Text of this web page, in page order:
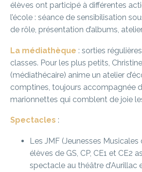
élèves ont participé à différentes
l’école : séance de sensibilisation
de rôle, présentation d’albums,
La médiathèque : sorties
classes. Pour les plus petits,
(médiathécaire) anime un atelier
comptines, toujours accompagnée
marionnettes qui comblent de joie
Spectacles :
Les JMF (Jeunesses Musicales
élèves de GS, CP, CE1 et CE2
spectacle au théâtre d’Aurillac